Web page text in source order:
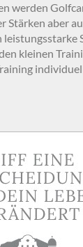
werden
Stärken aber
kleinen